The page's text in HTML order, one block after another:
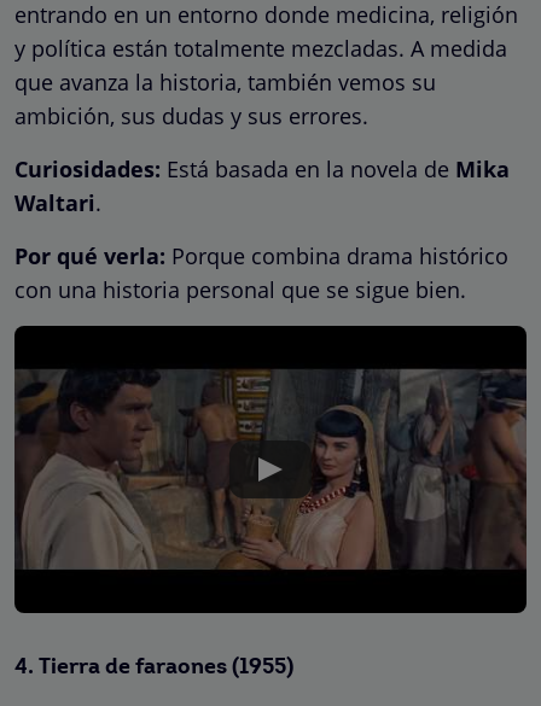
entrando en un entorno donde medicina, religión
y política están totalmente mezcladas. A medida
que avanza la historia, también vemos su
ambición, sus dudas y sus errores.
Curiosidades: Está basada en la novela de Mika
Waltari.
Por qué verla: Porque combina drama histórico
con una historia personal que se sigue bien.
4. Tierra de faraones (1955)